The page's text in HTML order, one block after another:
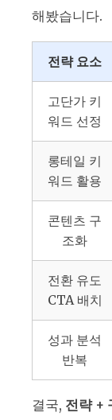
해봤습니다.
전략 요소
고단가 키
워드 선정
롱테일 키
워드 활용
콘텐츠 구
조화
전환 유도
CTA 배치
성과 분석
반복
결국, 전략 +